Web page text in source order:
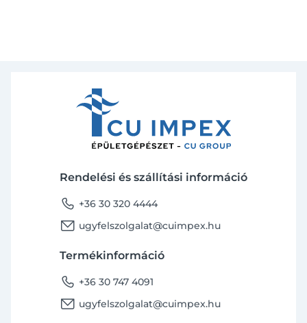
Rendelési és szállítási információ
phone +36 30 320 4444
email ugyfelszolgalat@cuimpex.hu
Termékinformáció
phone +36 30 747 4091
email ugyfelszolgalat@cuimpex.hu